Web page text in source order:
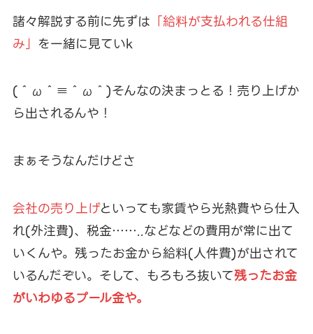
諸々解説する前に先ずは 「給料が支払われる仕組
み」 を一緒に見ていk
(＾ω＾≡＾ω＾)そんなの決まっとる！売り上げか
ら出されるんや！
まぁそうなんだけどさ
会社の売り上げといっても家賃やら光熱費やら仕入
れ(外注費)、税金……..などなどの費用が常に出て
いくんや。残ったお金から給料(人件費)が出されて
いるんだぞい。そして、もろもろ抜いて残ったお金
がいわゆるプール金や。